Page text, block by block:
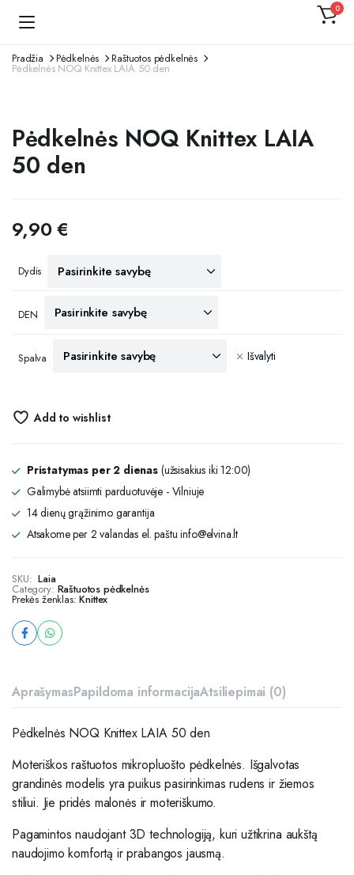
0
Pradžia Pėdkelnės Raštuotos pėdkelnės
Pėdkelnės NOQ Knittex LAIA 50 den
Pėdkelnės NOQ Knittex LAIA
50 den
9,90€
Dydis
DEN
Spalva Išvalyti
Add to wishlist
Pristatymas per 2 dienas (užsisakius iki 12:00)
Galimybė atsiimti parduotuvėje - Vilniuje
14 dienų grąžinimo garantija
Atsakome per 2 valandas el. paštu info@elvina.lt
SKU: Laia
Category: Raštuotos pėdkelnės
Prekės ženklas:Knittex
AprašymasPapildoma informacijaAtsiliepimai (0)
Pėdkelnės NOQ Knittex LAIA 50 den
Moteriškos raštuotos mikropluošto pėdkelnės. Išgalvotas
grandinės modelis yra puikus pasirinkimas rudens ir žiemos
stiliui. Jie pridės malonės ir moteriškumo.
Pagamintos naudojant 3D technologiją, kuri užtikrina aukštą
naudojimo komfortą ir prabangos jausmą.